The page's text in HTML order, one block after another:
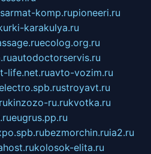
sarmat-komp.rupioneeri.ru
karakulya.ru
ecolog.org.ru
autodoctorservis.ru
life.net.ruavto-vozim.ru
stroyavt.ru
kinzozo-ru.rukvotka.ru
eugrus.pp.ru
bezmorchin.ruia2.ru
kolosok-elita.ru